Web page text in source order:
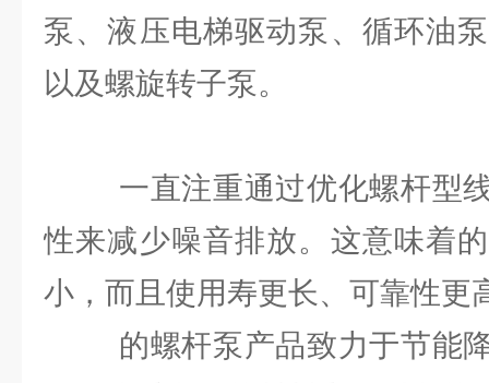
泵、液压电梯驱动泵、循环油
以及螺旋转子泵。
一直注重通过优化螺杆型线
性来减少噪音排放。这意味着
小，而且使用寿更长、可靠性更
的螺杆泵产品致力于节能降